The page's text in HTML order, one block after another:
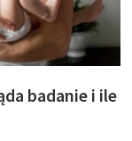
badanie i ile